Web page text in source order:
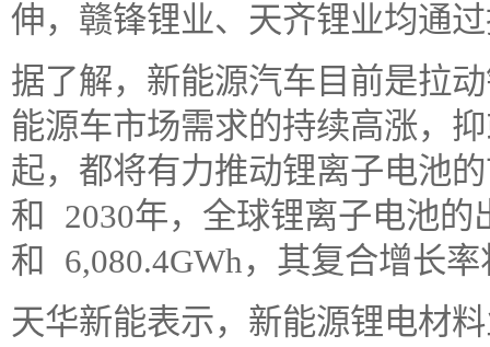
伸，赣锋锂业、天齐锂业均通
据了解，新能源汽车目前是拉
能源车市场需求的持续高涨，
起，都将有力推动锂离子电池
和 2030年，全球锂离子电池的
和 6,080.4GWh，其复合增长
天华新能表示，新能源锂电材